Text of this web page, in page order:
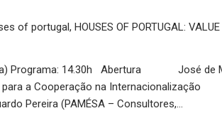
of portugal, HOUSES OF PORTUGAL:
Programa: 14.30h Abertura José de
a Cooperação na
Pereira (PAMÉSA – Consultores,…